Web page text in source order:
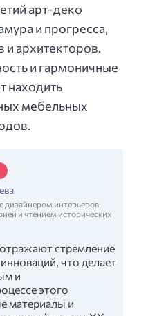
арт-деко
и прогресса,
и архитекторов.
и гармоничные
находить
мебельных
дизайнером интерьеров,
и чтением исторических
стремление
что делает
и
этого
материалы и